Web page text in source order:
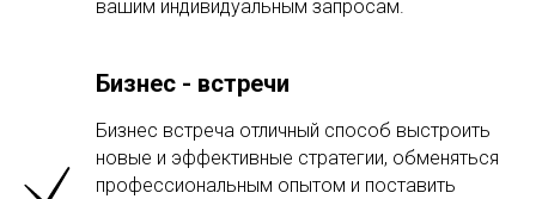
вашим индивидуальным запросам.
Бизнес - встречи
Бизнес встреча отличный способ выстроить
новые и эффективные стратегии, обменяться
профессиональным опытом и поставить